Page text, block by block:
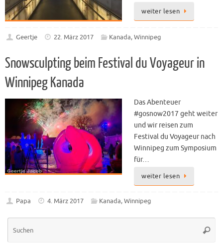
weiter lesen
Geertje 22. März 2017 Kanada,Winnipeg
Snowsculpting beim Festival du Voyageur in
Winnipeg Kanada
Das Abenteuer
#gosnow2017 geht weiter
und wir reisen zum
Festival du Voyageur nach
Winnipeg zum Symposium
für…
weiter lesen
Papa 4. März 2017 Kanada,Winnipeg